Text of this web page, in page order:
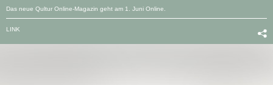
Das neue Qultur Online-Magazin geht am 1. Juni Online.
LINK